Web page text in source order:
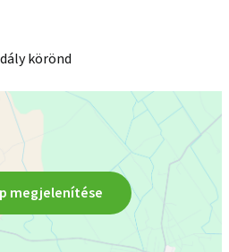
körönd
megjelenítése